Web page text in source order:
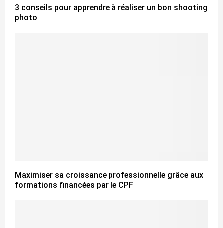
3 conseils pour apprendre à réaliser un bon shooting
photo
Maximiser sa croissance professionnelle grâce aux
formations financées par le CPF